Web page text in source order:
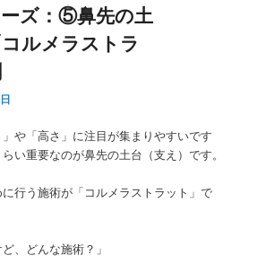
ズ：⑤鼻先の土
ルメラストラ
や「高さ」に注目が集まりやすいです
い重要なのが鼻先の土台（支え）です。
行う施術が「コルメラストラット」で
、どんな施術？」